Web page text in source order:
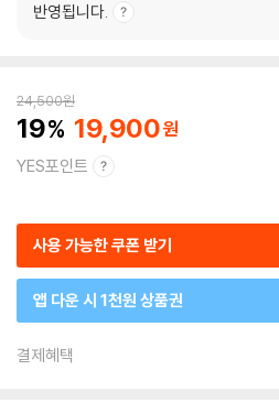
반영됩니다.
24,500원
19 19,900
YES포인트
사용 가능한 쿠폰 받기
앱 다운 시 1천원 상품권
결제혜택